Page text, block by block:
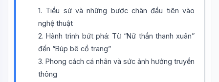
1. Tiểu sử và những bước chân đầu tiên vào
nghệ thuật
2. Hành trình bứt phá: Từ “Nữ thần thanh xuân”
đến “Búp bê cổ trang”
3. Phong cách cá nhân và sức ảnh hưởng truyền
thông